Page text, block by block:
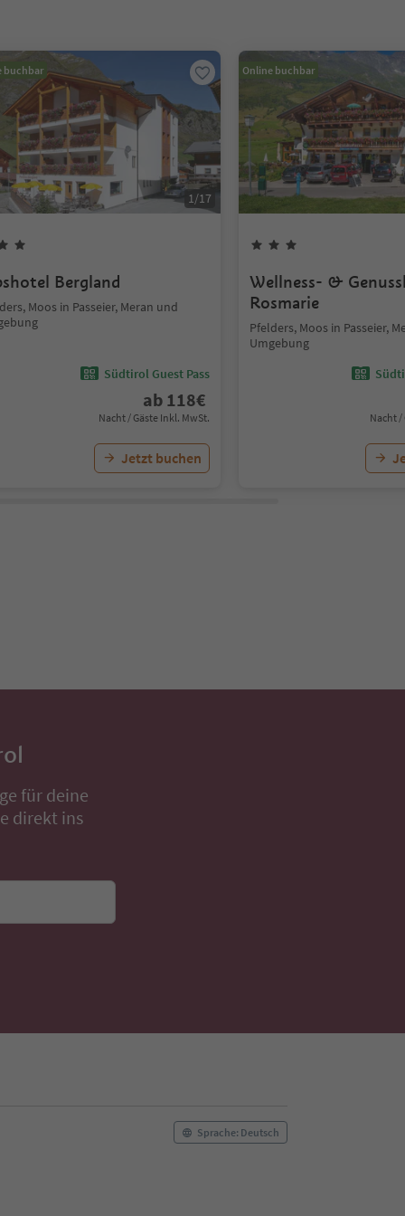
buchbar
1/17
Bergland
Moos in Passeier, Meran und
Südtirol Guest Pass
ab 118€
Nacht / Gäste Inkl. MwSt.
Jetzt buchen
Online buchbar
Wellness- &
Rosmarie
Pfelders, Moos in Passeier,
Umgebung
Nacht /
für deine
direkt ins
Sprache: Deutsch